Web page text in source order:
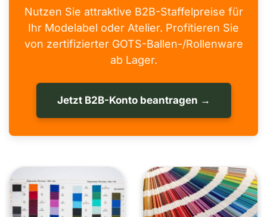
Nutzen Sie attraktive B2B-Staffelpreise für
Ihr Modelabel oder Atelier. Profitieren Sie
von zertifizierter GOTS-Ballen-/Rollenware
ab Lager.
Jetzt B2B-Konto beantragen →